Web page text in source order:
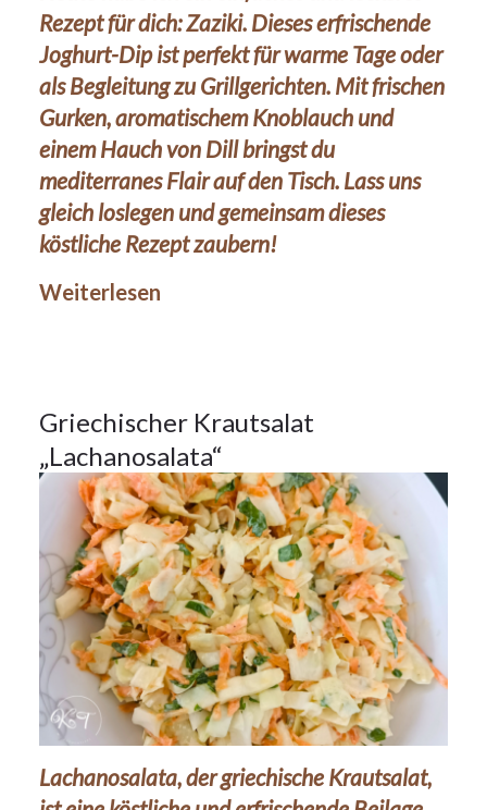
Rezept für dich: Zaziki. Dieses erfrischende
Joghurt-Dip ist perfekt für warme Tage oder
als Begleitung zu Grillgerichten. Mit frischen
Gurken, aromatischem Knoblauch und
einem Hauch von Dill bringst du
mediterranes Flair auf den Tisch. Lass uns
gleich loslegen und gemeinsam dieses
köstliche Rezept zaubern!
Weiterlesen
24
MAI 2024
24Mai
Griechischer Krautsalat
„Lachanosalata“
Lachanosalata, der griechische Krautsalat,